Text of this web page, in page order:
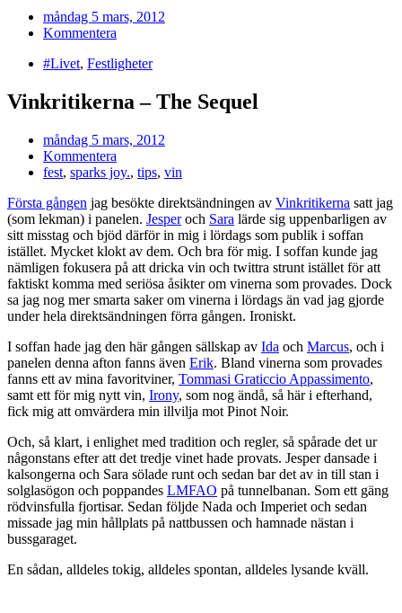
måndag 5 mars, 2012
Kommentera
#Livet, Festligheter
Vinkritikerna – The Sequel
måndag 5 mars, 2012
Kommentera
fest, sparks joy., tips, vin
Första gången jag besökte direktsändningen av Vinkritikerna satt jag
(som lekman) i panelen. Jesperoch Sara lärde sig uppenbarligen av
sitt misstag och bjöd därför in mig i lördags som publik i soffan
istället. Mycket klokt av dem. Och bra för mig. I soffan kunde jag
nämligen fokusera på att dricka vin och twittra strunt istället för att
faktiskt komma med seriösa åsikter om vinerna som provades. Dock
sa jag nog mer smarta saker om vinerna i lördags än vad jag gjorde
under hela direktsändningen förra gången. Ironiskt.
I soffan hade jag den här gången sällskap av Ida och Marcus, och i
panelen denna afton fanns även Erik. Bland vinerna som provades
fanns ett av mina favoritviner, Tommasi Graticcio Appassimento,
samt ett för mig nytt vin, Irony, som nog ändå, så här i efterhand,
fick mig att omvärdera min illvilja mot Pinot Noir.
Och, så klart, i enlighet med tradition och regler, så spårade det ur
någonstans efter att det tredje vinet hade provats. Jesper dansade i
kalsongerna och Sara sölade runt och sedan bar det av in till stan i
solglasögon och poppandes LMFAO på tunnelbanan. Som ett gäng
rödvinsfulla fjortisar. Sedan följde Nada och Imperiet och sedan
missade jag min hållplats på nattbussen och hamnade nästan i
bussgaraget.
En sådan, alldeles tokig, alldeles spontan, alldeles lysande kväll.